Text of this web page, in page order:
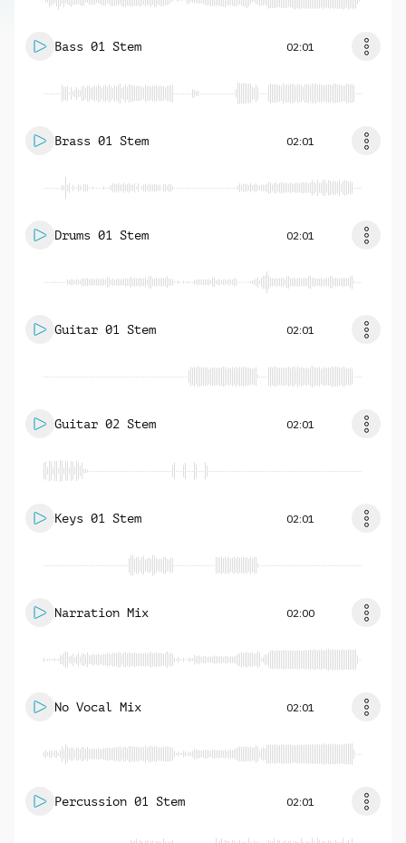
Bass 01 Stem 02:01
Brass 01 Stem 02:01
Drums 01 Stem 02:01
Guitar 01 Stem 02:01
Guitar 02 Stem 02:01
Keys 01 Stem 02:01
Narration Mix 02:00
No Vocal Mix 02:01
Percussion 01 Stem 02:01